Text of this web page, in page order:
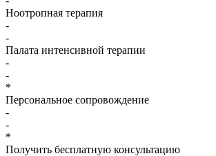
Ноотропная терапия
-
-
Палата интенсивной терапии
-
-
*
Персональное сопровождение
-
-
*
Получить бесплатную консультацию